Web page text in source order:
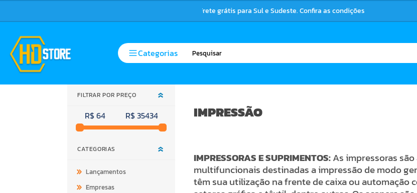
Frete grátis para Sul e Sudeste. Confira as condições
Categorias
FILTRAR POR PREÇO
R$ 64 R$ 35434
CATEGORIAS
Lançamentos
Empresas
IMPRESSÃO
IMPRESSORAS E SUPRIMENTOS:As impressoras
multifuncionais destinadas a impressão de modo
têm sua utilização na frente de caixa ou automação